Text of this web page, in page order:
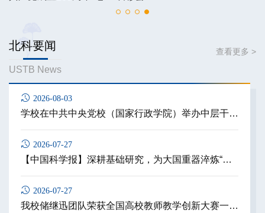
查看更多 >
北科要闻
USTB News
2026-08-03
学校在中共中央党校（国家行政学院）举办中层干部学习贯彻习近平新时代中国特色社会主义思想研讨班
2026-07-27
【中国科学报】深耕基础研究，为大国重器淬炼“钢筋铁骨”
2026-07-27
我校储继迅团队荣获全国高校教师教学创新大赛一等奖